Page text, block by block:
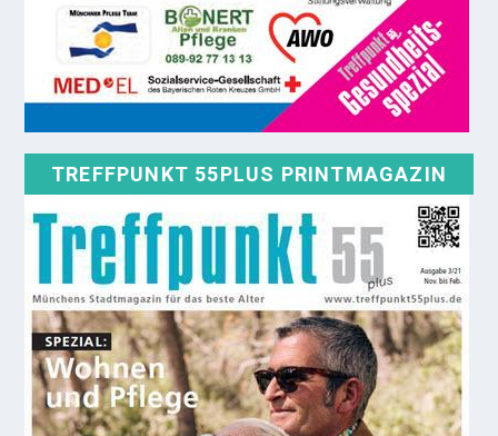
TREFFPUNKT 55PLUS PRINTMAGAZIN